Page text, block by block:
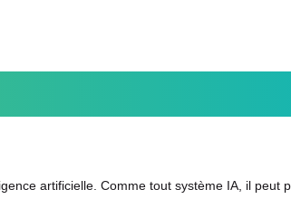
artificielle. Comme tout système IA, il peut